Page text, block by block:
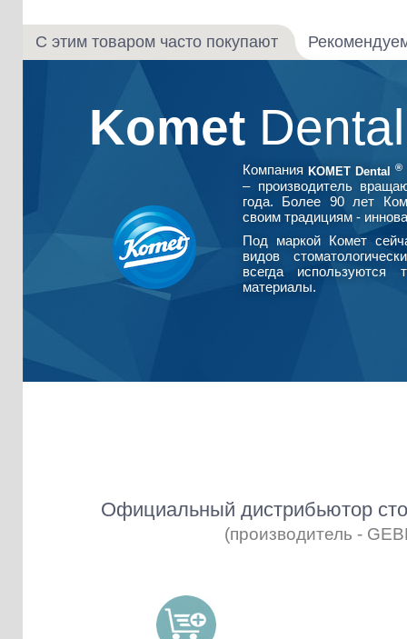
С этим товаром часто покупают
Komet
Компания KOMET Dental ®
– производитель
года. Более 90 лет
своим традициям -
Под маркой Комет
видов
всегда используются
материалы.
Официальный дистрибьютор
(производитель -